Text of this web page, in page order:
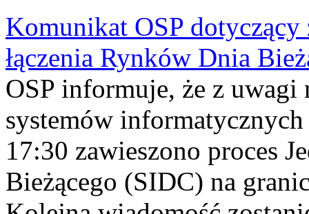
Komunikat OSP dotyczący
łączenia Rynków Dnia
OSP informuje, że z uwagi
systemów
17:30 zawieszono proces
Bieżącego (SIDC) na